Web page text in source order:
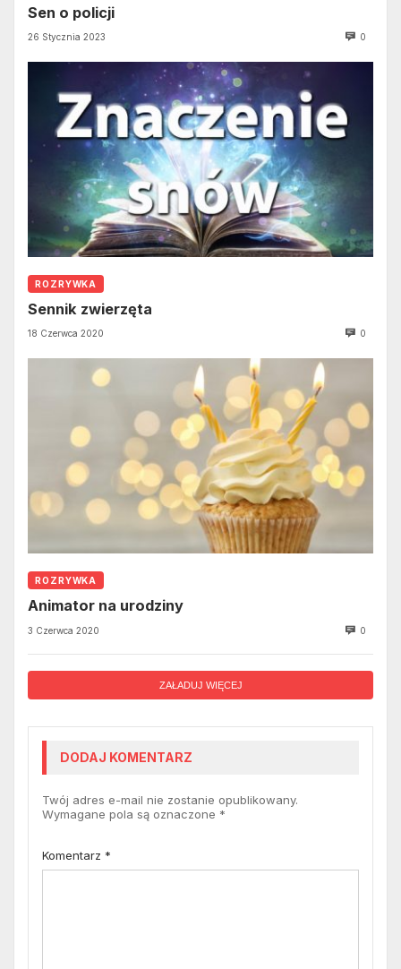
Sen o policji
26 Stycznia 2023 0
ROZRYWKA
Sennik zwierzęta
18 Czerwca 2020 0
ROZRYWKA
Animator na urodziny
3 Czerwca 2020 0
ZAŁADUJ WIĘCEJ
DODAJ KOMENTARZ
Twój adres e-mail nie zostanie opublikowany.
Wymagane pola są oznaczone *
Komentarz *